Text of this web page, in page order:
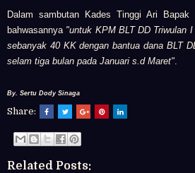
Dalam sambutan Kades Tinggi Ari Bapak
bahwasannya "untuk KPM BLT DD Triwulan
sebanyak 40 KK dengan bantua dana BLT
selam tiga bulan pada Januari s.d Maret".
By. Sertu Dody Sinaga
Share:
Related Posts: